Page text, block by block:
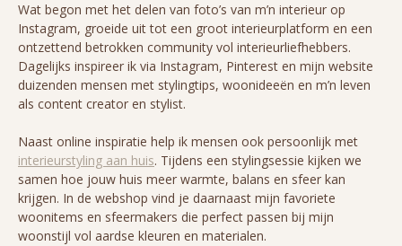
Wat begon met het delen van foto’s van m’n interieur op
Instagram, groeide uit tot een groot interieurplatform en een
ontzettend betrokken community vol interieurliefhebbers.
Dagelijks inspireer ik via Instagram, Pinterest en mijn website
duizenden mensen met stylingtips, woonideeën en m’n leven
als content creator en stylist.
Naast online inspiratie help ik mensen ook persoonlijk met
interieurstyling aan huis. Tijdens een stylingsessie kijken we
samen hoe jouw huis meer warmte, balans en sfeer kan
krijgen. In de webshop vind je daarnaast mijn favoriete
woonitems en sfeermakers die perfect passen bij mijn
woonstijl vol aardse kleuren en materialen.